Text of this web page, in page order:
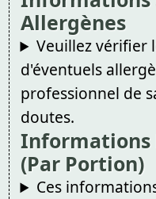
Allergènes
Veuillez vérifier
d'éventuels
professionnel de
doutes.
(Par Portion)
Ces